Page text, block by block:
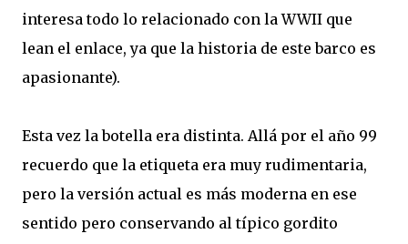
interesa todo lo relacionado con la WWII que
lean el enlace, ya que la historia de este barco es
apasionante).
Esta vez la botella era distinta. Allá por el año 99
recuerdo que la etiqueta era muy rudimentaria,
pero la versión actual es más moderna en ese
sentido pero conservando al típico gordito